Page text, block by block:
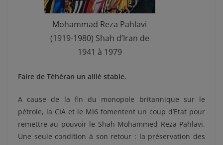
Mohammad Reza Pahlavi
(1919-1980) Shah d’Iran de
1941 à 1979
Faire de Téhéran un allié stable.
A cause de la fin du monopole britannique sur le
pétrole, la CIA et le MI6 fomentent un coup d’Etat pour
remettre au pouvoir le Shah Mohammed Reza Pahlavi.
Une seule condition à son retour : la préservation des